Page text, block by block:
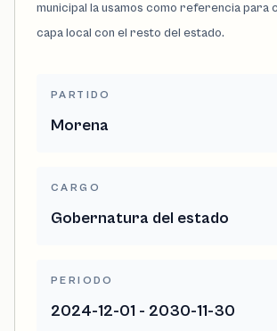
municipal la usamos como referencia para
capa local con el resto del estado.
PARTIDO
Morena
CARGO
Gobernatura del estado
PERIODO
2024-12-01 - 2030-11-30